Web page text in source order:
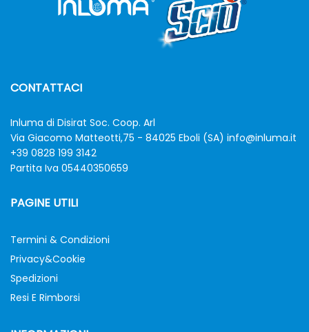
CONTATTACI
Inluma di Disirat Soc. Coop. Arl
Via Giacomo Matteotti,75 - 84025 Eboli (SA) info@inluma.it
+39 0828 199 3142
Partita Iva 05440350659
PAGINE UTILI
Termini & Condizioni
Privacy&Cookie
Spedizioni
Resi E Rimborsi